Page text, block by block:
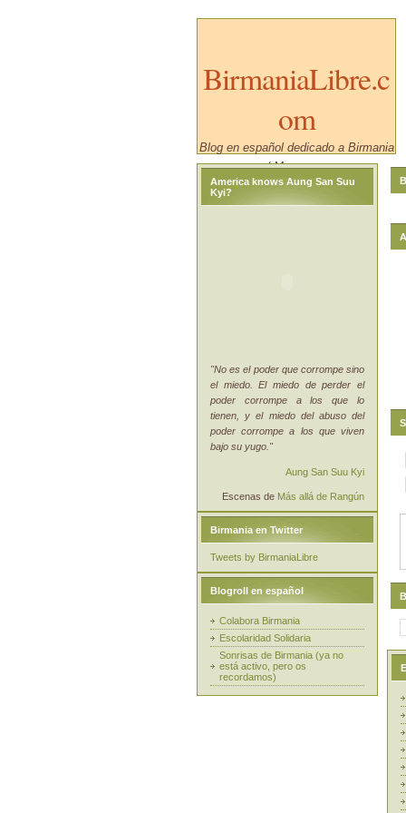
BirmaniaLibre.c
om
Blog en español dedicado a Birmania
/ Myanmar.
America knows Aung San Suu
Kyi?
"No es el poder que corrompe sino
el miedo. El miedo de perder el
poder corrompe a los que lo
tienen, y el miedo del abuso del
poder corrompe a los que viven
bajo su yugo."
Aung San Suu Kyi
Escenas de Más allá de Rangún
Birmania en Twitter
Tweets by BirmaniaLibre
Blogroll en español
Colabora Birmania
Escolaridad Solidaria
Sonrisas de Birmania (ya no
está activo, pero os
recordamos)